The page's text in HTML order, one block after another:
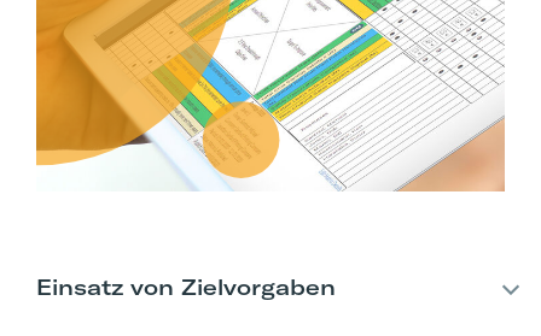
Einsatz von Zielvorgaben